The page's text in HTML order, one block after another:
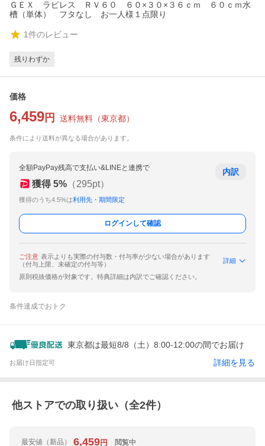
ＧＥＸ ラピレス ＲＶ６０ ６０×３０×３６ｃｍ ６０ｃｍ水
槽（単体） フタなし お一人様１点限り
1件のレビュー
残りわずか
価格
6,459 円 送料無料 （東京都）
条件により送料が異なる場合があります。
全額PayPay残高で支払い&LINEと連携で
獲得 5% （295pt）
獲得のうち4.5%は利用先・期間限定
内訳
ログインして確認
ご注意 表示よりも実際の付与数・付与率が少ない場合があります
（付与上限、未確定の付与等）
詳細
原則税抜価格が対象です。特典詳細は内訳でご確認ください。
条件達成でおトク
東京都は最短8/8（土）8:00-12:00の間でお届け
お届け日指定可 詳細を見る
他ストアでの取り扱い（全2件）
最安値 （新品） 6,459円 閲覧中